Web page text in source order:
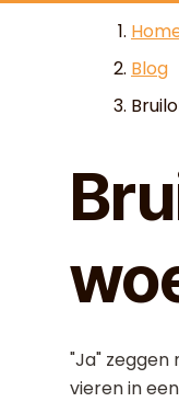
Skip to content
Blog
"Ja"
vieren in